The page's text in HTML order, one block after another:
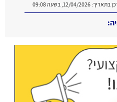
בתאריך:12/04/2026, בשעה 09:08